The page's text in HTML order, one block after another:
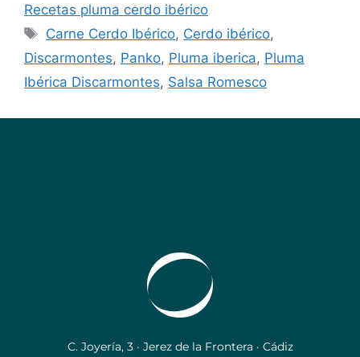
Recetas pluma cerdo ibérico
Carne Cerdo Ibérico, Cerdo ibérico,
Discarmontes, Panko, Pluma iberica, Pluma
Ibérica Discarmontes, Salsa Romesco
C. Joyería, 3 · Jerez de la Frontera · Cádiz